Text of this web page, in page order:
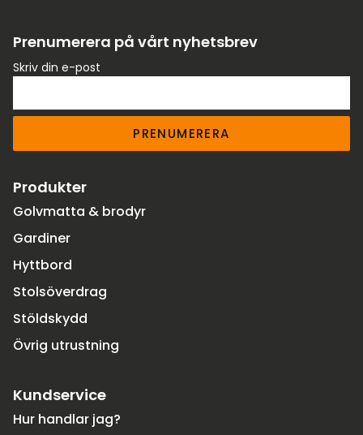
Prenumerera på vårt nyhetsbrev
Skriv din e-post
PRENUMERERA
Produkter
Golvmatta & brodyr
Gardiner
Hyttbord
Stolsöverdrag
Stöldskydd
Övrig utrustning
Kundservice
Hur handlar jag?